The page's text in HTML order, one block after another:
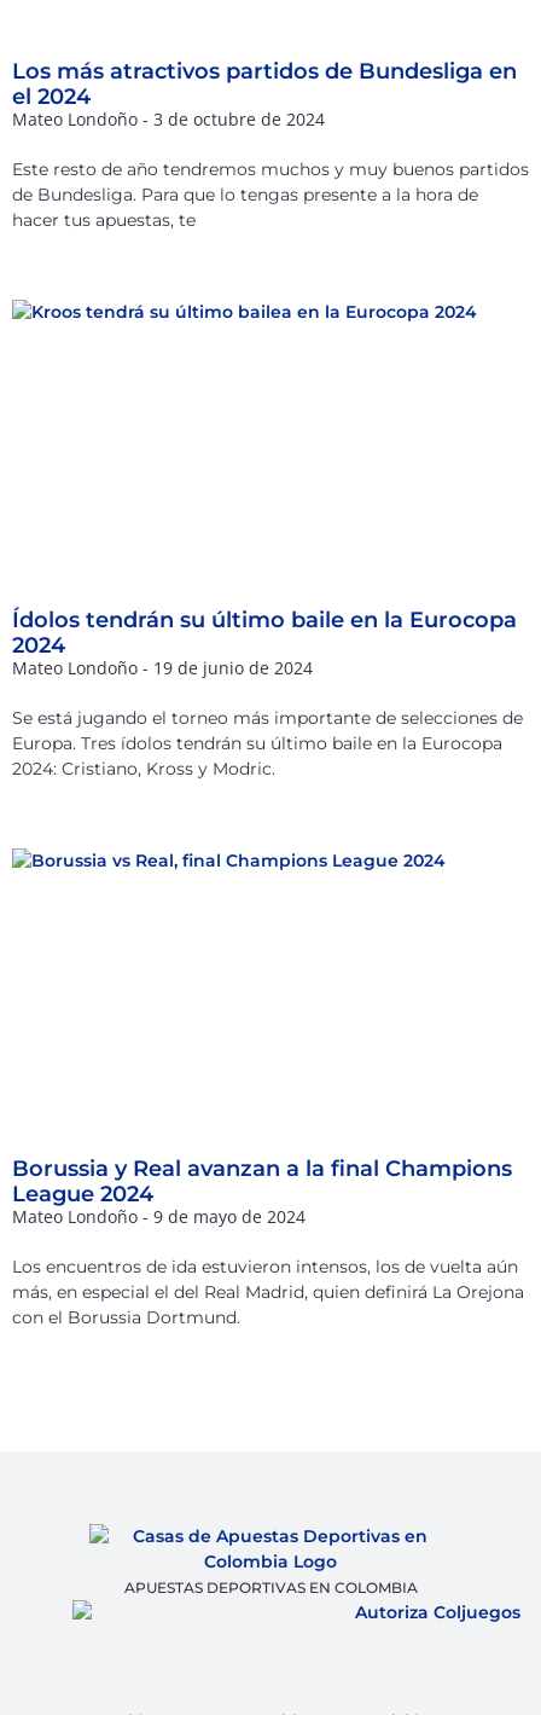
Los más atractivos partidos de Bundesliga en
el 2024
Mateo Londoño 3 de octubre de 2024
Este resto de año tendremos muchos y muy buenos partidos
de Bundesliga. Para que lo tengas presente a la hora de
hacer tus apuestas, te
Ídolos tendrán su último baile en la Eurocopa
2024
Mateo Londoño 19 de junio de 2024
Se está jugando el torneo más importante de selecciones de
Europa. Tres ídolos tendrán su último baile en la Eurocopa
2024: Cristiano, Kross y Modric.
Borussia y Real avanzan a la final Champions
League 2024
Mateo Londoño 9 de mayo de 2024
Los encuentros de ida estuvieron intensos, los de vuelta aún
más, en especial el del Real Madrid, quien definirá La Orejona
con el Borussia Dortmund.
APUESTAS DEPORTIVAS EN COLOMBIA